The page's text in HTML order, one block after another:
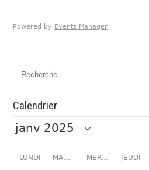
Powered by Events Manager
Calendrier
LUNDI MARDI MERCREDI JEUDI